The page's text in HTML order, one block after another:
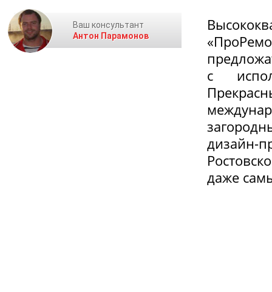
с
дизайн-
даже
Ваш консультант
Антон Парамонов